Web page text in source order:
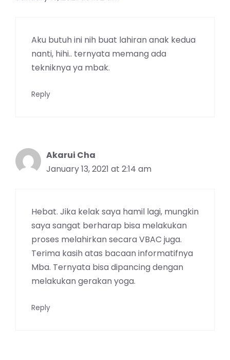
Aku butuh ini nih buat lahiran anak kedua
nanti, hihi.. ternyata memang ada
tekniknya ya mbak.
Reply
Akarui Cha
January 13, 2021 at 2:14 am
Hebat. Jika kelak saya hamil lagi, mungkin
saya sangat berharap bisa melakukan
proses melahirkan secara VBAC juga.
Terima kasih atas bacaan informatifnya
Mba. Ternyata bisa dipancing dengan
melakukan gerakan yoga.
Reply